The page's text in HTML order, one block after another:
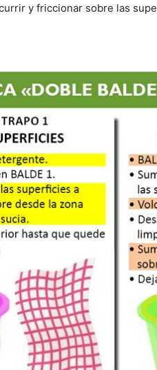
y friccionar sobre las